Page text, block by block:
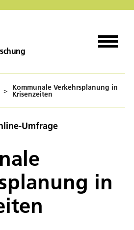
> Kommunale Verkehrsplanung in
Krisenzeiten
Umfrage
in